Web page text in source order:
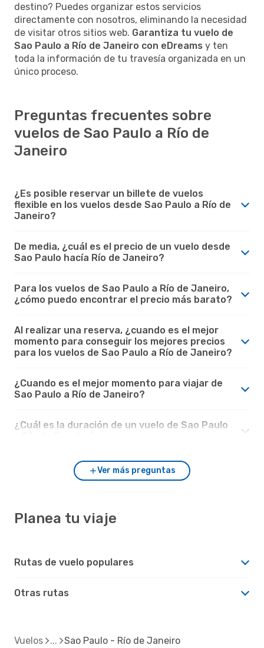
destino? Puedes organizar estos servicios
directamente con nosotros, eliminando la necesidad
de visitar otros sitios web. Garantiza tu vuelo de
Sao Paulo a Río de Janeiro con eDreams y ten
toda la información de tu travesía organizada en un
único proceso.
Preguntas frecuentes sobre
vuelos de Sao Paulo a Río de
Janeiro
¿Es posible reservar un billete de vuelos
flexible en los vuelos desde Sao Paulo a Río de
Janeiro?
De media, ¿cuál es el precio de un vuelo desde
Sao Paulo hacía Río de Janeiro?
Para los vuelos de Sao Paulo a Río de Janeiro,
¿cómo puedo encontrar el precio más barato?
Al realizar una reserva, ¿cuando es el mejor
momento para conseguir los mejores precios
para los vuelos de Sao Paulo a Río de Janeiro?
¿Cuando es el mejor momento para viajar de
Sao Paulo a Río de Janeiro?
¿Cuál es la duración de un vuelo de Sao Paulo
Ver más preguntas
Planea tu viaje
Rutas de vuelo populares
Otras rutas
Vuelos Sao Paulo - Río de Janeiro